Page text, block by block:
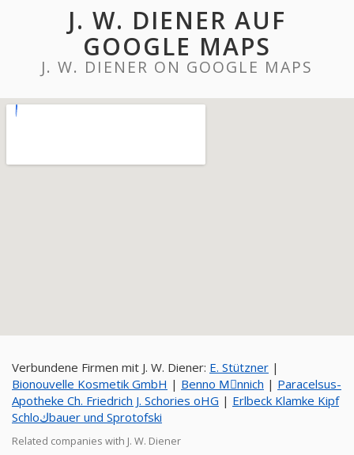
J. W. DIENER AUF
GOOGLE MAPS
J. W. DIENER ON GOOGLE MAPS
Verbundene Firmen mit J. W. Diener: E. Stützner |
Bionouvelle Kosmetik GmbH | Benno Mِnnich | Paracelsus-
Apotheke Ch. Friedrich J. Schories oHG | Erlbeck Klamke Kipf
Schloكbauer und Sprotofski
Related companies with J. W. Diener